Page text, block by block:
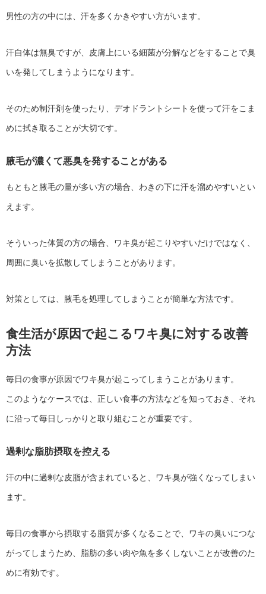
男性の方の中には、汗を多くかきやすい方がいます。
汗自体は無臭ですが、皮膚上にいる細菌が分解などをすることで臭
いを発してしまうようになります。
そのため制汗剤を使ったり、デオドラントシートを使って汗をこま
めに拭き取ることが大切です。
腋毛が濃くて悪臭を発することがある
もともと腋毛の量が多い方の場合、わきの下に汗を溜めやすいとい
えます。
そういった体質の方の場合、ワキ臭が起こりやすいだけではなく、
周囲に臭いを拡散してしまうことがあります。
対策としては、腋毛を処理してしまうことが簡単な方法です。
食生活が原因で起こるワキ臭に対する改善
方法
毎日の食事が原因でワキ臭が起こってしまうことがあります。
このようなケースでは、正しい食事の方法などを知っておき、それ
に沿って毎日しっかりと取り組むことが重要です。
過剰な脂肪摂取を控える
汗の中に過剰な皮脂が含まれていると、ワキ臭が強くなってしまい
ます。
毎日の食事から摂取する脂質が多くなることで、ワキの臭いにつな
がってしまうため、脂肪の多い肉や魚を多くしないことが改善のた
めに有効です。